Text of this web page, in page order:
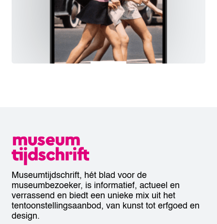
Museumtijdschrift, hét blad voor de
museumbezoeker, is informatief, actueel en
verrassend en biedt een unieke mix uit het
tentoonstellingsaanbod, van kunst tot erfgoed en
design.